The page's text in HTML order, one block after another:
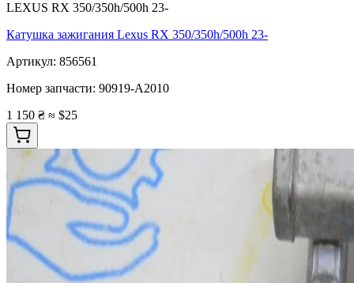
LEXUS RX 350/350h/500h 23-
Катушка зажигания Lexus RX 350/350h/500h 23-
Артикул: 856561
Номер запчасти: 90919-A2010
1 150 ₴ ≈ $25